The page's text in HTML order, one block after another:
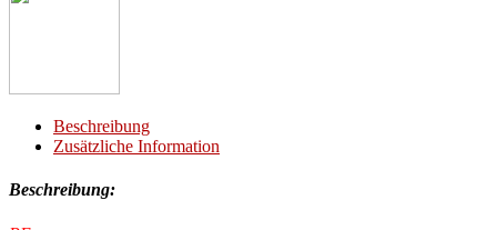
Beschreibung
Zusätzliche Information
Beschreibung: